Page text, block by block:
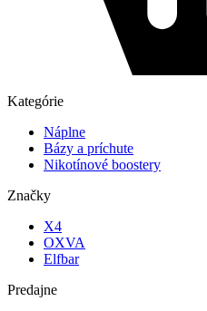
Kategórie
Náplne
Bázy a príchute
Nikotínové boostery
Značky
X4
OXVA
Elfbar
Predajne